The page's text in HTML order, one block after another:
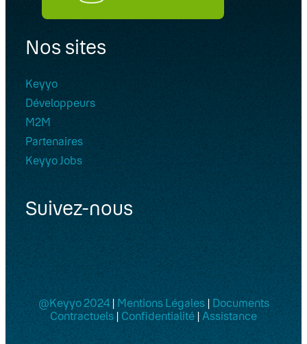
Nos sites
Keyyo
Développeurs
M2M
Partenaires
Keyyo Jobs
Suivez-nous
@Keyyo 2024| Mentions Légales|Documents
Contractuels|Confidentialité|Assistance